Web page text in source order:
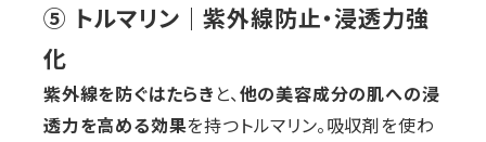
⑤ トルマリン｜紫外線防止・浸透力強
化
紫外線を防ぐはたらき と、他の美容成分の肌への浸
透力を高める効果を持つトルマリン。吸収剤を使わ